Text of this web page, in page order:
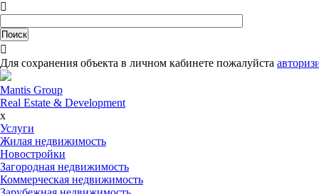


Для сохранения объекта в личном кабинете пожалуйста
Mantis Group
Real Estate & Development
x
Услуги
Жилая недвижимость
Новостройки
Загородная недвижимость
Коммерческая недвижимость